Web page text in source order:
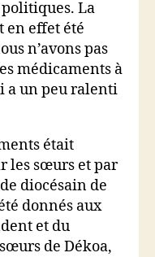
La
en effet été
n’avons pas
médicaments à
a un peu ralenti
était
les sœurs et par
diocésain de
donnés aux
et du
de Dékoa,